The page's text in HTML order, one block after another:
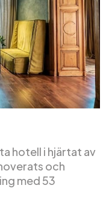
hotell i hjärtat av
och
med 53